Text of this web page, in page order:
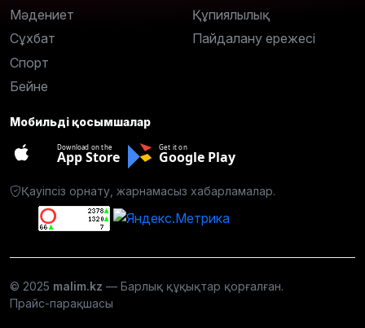
Мәдениет
Сұхбат
Спорт
Бейне
Құпиялылық
Пайдалану ережесі
Мобильді қосымшалар
Download on the
App Store
Get it on
Google Play
Қауіпсіз орнату, жарнамасыз хабарламалар.
© 2025 malim.kz — Барлық құқықтар қорғалған.
Прайс-парақшасы